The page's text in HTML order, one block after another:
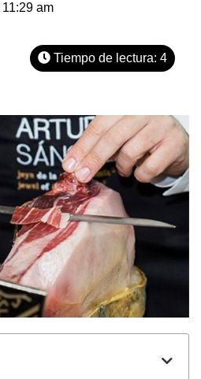
11:29 am
Tiempo de lectura: 4